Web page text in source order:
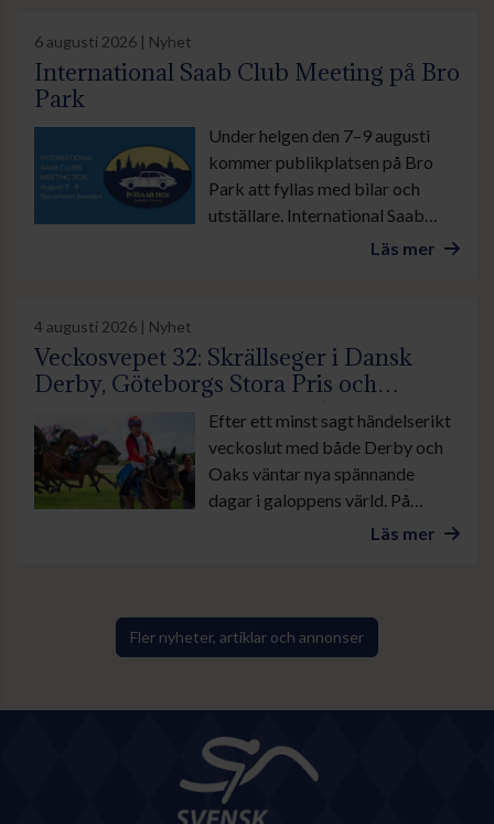
6 augusti 2026 | Nyhet
International Saab Club Meeting på Bro
Park
Under helgen den 7–9 augusti
kommer publikplatsen på Bro
Park att fyllas med bilar och
utställare. International Saab
Läs mer
4 augusti 2026 | Nyhet
Veckosvepet 32: Skrällseger i Dansk
Derby, Göteborgs Stora Pris och
suverän insats av Lamborghini BF
Efter ett minst sagt händelserikt
veckoslut med både Derby och
Oaks väntar nya spännande
dagar i galoppens värld. På
onsdag är det lunchgalopp på
Ålborg. Sedan avslutas veckan
med årets stora familjedag på
annat Göteborgs Stora Pris.
Läs mer
Fler nyheter, artiklar och annonser